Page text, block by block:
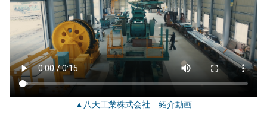
▲八天工業株式会社 紹介動画